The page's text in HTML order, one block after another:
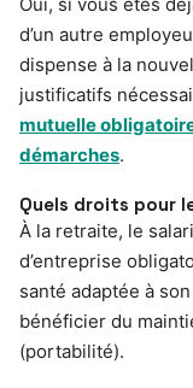
Oui, si vous êtes
d’un autre
dispense à la
justificatifs
mutuelle
démarches.
Quels droits pour
À la retraite, le
d’entreprise
santé adaptée à
bénéficier du
(portabilité).